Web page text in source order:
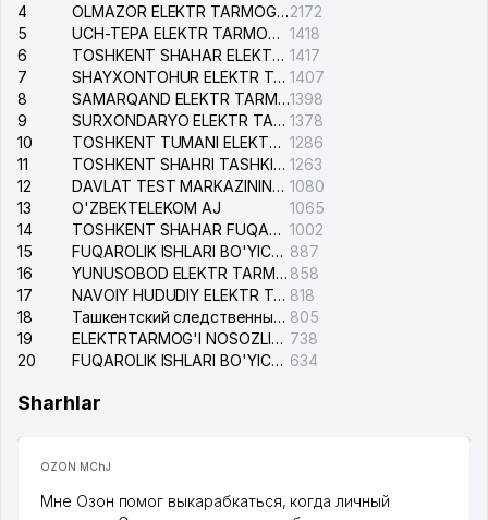
4
OLMAZOR ELEKTR TARMOG'I NOSOZLIKLARI XIZMATI2172
5
UCH-TEPA ELEKTR TARMOG'I NOSOZLIKLARI XIZMATI 1418
6
TOSHKENT SHAHAR ELEKTR TARMOQLARI KORXONASI AJ 1417
7
SHAYXONTOHUR ELEKTR TARMOG'I NOSOZLIKLARINI TUZATISH XIZMATI 1407
8
SAMARQAND ELEKTR TARMOQLARI AJ1398
9
SURXONDARYO ELEKTR TARMOQLARI AJ 1378
10
TOSHKENT TUMANI ELEKTR TARMOG'I AVARIYA XIZMATI 1286
11
TOSHKENT SHAHRI TASHKILOT TELEFONLARI HAQIDA MA'LUMOT BYUROSI 1263
12
DAVLAT TEST MARKAZINING ISHONCH TELEFONLARI 1080
13
O'ZBEKTELEKOM AJ
1065
14
TOSHKENT SHAHAR FUQAROLIK ISHLARI BO'YICHA SUDI 1002
15
FUQAROLIK ISHLARI BO'YICHA YAKKASAROY TUMANLARARO SUDI 887
16
YUNUSOBOD ELEKTR TARMOG'I NOSOZLIKLARI XIZMATI 858
17
NAVOIY HUDUDIY ELEKTR TARMOQLARI KORXONASI AJ 818
18
Ташкентский следственный изолятор 805
19
ELEKTRTARMOG'I NOSOZLIKLARINI TO'ZATISH SERGELI XIZMATI 738
20
FUQAROLIK ISHLARI BO'YICHA UCH-TEPA TUMANI SUDI 634
Sharhlar
OZON MChJ
Мне Озон помог выкарабкаться, когда личный